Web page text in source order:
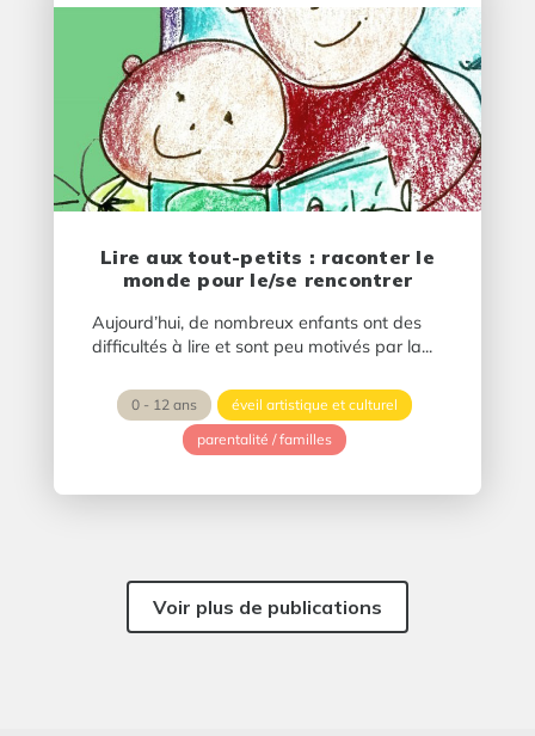
Lire aux tout-petits : raconter le
monde pour le/se rencontrer
Aujourd’hui, de nombreux enfants ont des
difficultés à lire et sont peu motivés par la...
0 - 12 ans
éveil artistique et culturel
parentalité / familles
Voir plus de publications